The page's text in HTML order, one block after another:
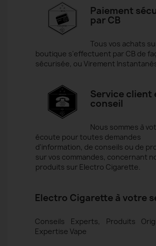
Paiement
par CB
Tous vos achats
boutique s'effectuent par CB de
sécurisée, ou Virement
Service client
conseil
Nous sommes à
écoute pour toutes demandes
d'information, de conseils ou de
sur vos commandes, concernant
produits sur Electro Cigarette.
Electro Cigarette à votre
Conseils Experts, Produits
Expertise Vape